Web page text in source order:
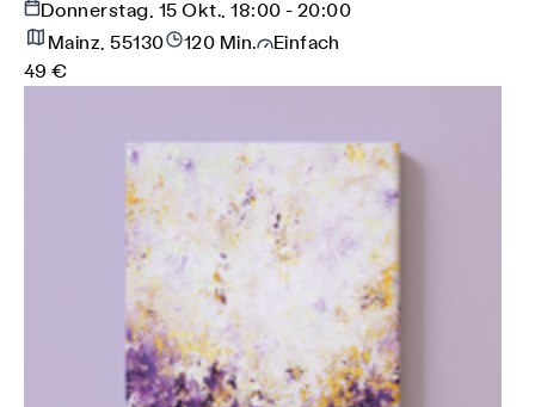
Donnerstag, 15 Okt., 18:00 - 20:00
Mainz, 55130
120 Min.
Einfach
49 €